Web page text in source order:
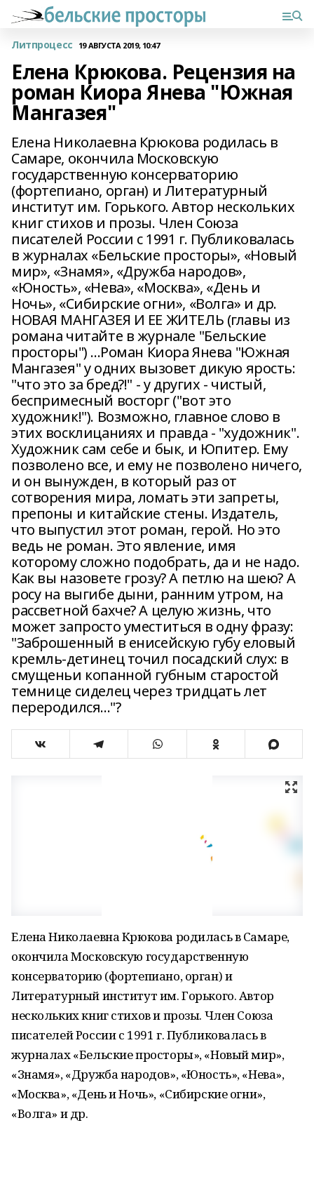
Литпроцесс 19 АВГУСТА 2019, 10:47
Елена Крюкова. Рецензия на
роман Киора Янева "Южная
Мангазея"
Елена Николаевна Крюкова родилась в
Самаре, окончила Московскую
государственную консерваторию
(фортепиано, орган) и Литературный
институт им. Горького. Автор нескольких
книг стихов и прозы. Член Союза
писателей России с 1991 г. Публиковалась
в журналах «Бельские просторы», «Новый
мир», «Знамя», «Дружба народов»,
«Юность», «Нева», «Москва», «День и
Ночь», «Сибирские огни», «Волга» и др.
НОВАЯ МАНГАЗЕЯ И ЕЕ ЖИТЕЛЬ (главы из
романа читайте в журнале "Бельские
просторы") ...Роман Киора Янева "Южная
Мангазея" у одних вызовет дикую ярость:
"что это за бред?!" - у других - чистый,
беспримесный восторг ("вот это
художник!"). Возможно, главное слово в
этих восклицаниях и правда - "художник".
Художник сам себе и бык, и Юпитер. Ему
позволено все, и ему не позволено ничего,
и он вынужден, в который раз от
сотворения мира, ломать эти запреты,
препоны и китайские стены. Издатель,
что выпустил этот роман, герой. Но это
ведь не роман. Это явление, имя
которому сложно подобрать, да и не надо.
Как вы назовете грозу? А петлю на шею? А
росу на выгибе дыни, ранним утром, на
рассветной бахче? А целую жизнь, что
может запросто уместиться в одну фразу:
"Заброшенный в енисейскую губу еловый
кремль-детинец точил посадский слух: в
смущеньи копанной губным старостой
темнице сиделец через тридцать лет
переродился..."?
Елена Николаевна Крюкова родилась в Самаре,
окончила Московскую государственную
консерваторию (фортепиано, орган) и
Литературный институт им. Горького. Автор
нескольких книг стихов и прозы. Член Союза
писателей России с 1991 г. Публиковалась в
журналах «Бельские просторы», «Новый мир»,
«Знамя», «Дружба народов», «Юность», «Нева»,
«Москва», «День и Ночь», «Сибирские огни»,
«Волга» и др.